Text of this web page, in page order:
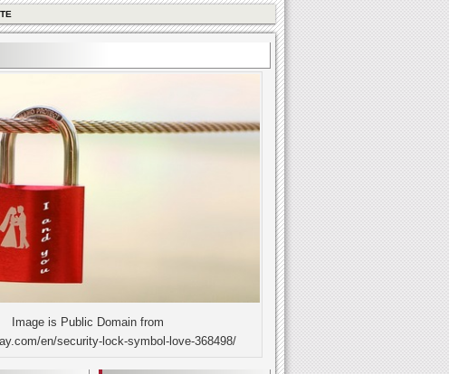
Image is Public Domain from
en/security-lock-symbol-love-368498/